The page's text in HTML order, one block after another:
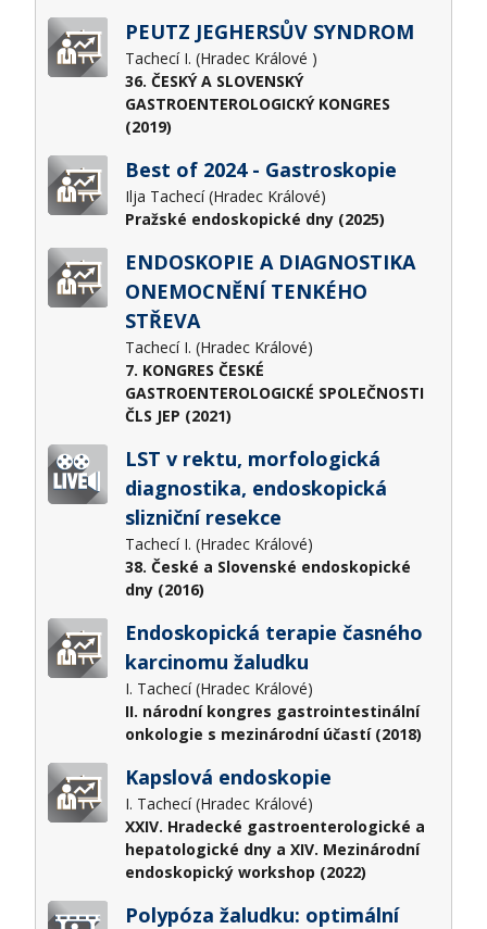
PEUTZ JEGHERSŮV SYNDROM
Tachecí I. (Hradec Králové )
36. ČESKÝ A SLOVENSKÝ
GASTROENTEROLOGICKÝ KONGRES
(2019)
Best of 2024 - Gastroskopie
Ilja Tachecí (Hradec Králové)
Pražské endoskopické dny (2025)
ENDOSKOPIE A DIAGNOSTIKA
ONEMOCNĚNÍ TENKÉHO
STŘEVA
Tachecí I. (Hradec Králové)
7. KONGRES ČESKÉ
GASTROENTEROLOGICKÉ SPOLEČNOSTI
ČLS JEP (2021)
LST v rektu, morfologická
diagnostika, endoskopická
slizniční resekce
Tachecí I. (Hradec Králové)
38. České a Slovenské endoskopické
dny (2016)
Endoskopická terapie časného
karcinomu žaludku
I. Tachecí (Hradec Králové)
II. národní kongres gastrointestinální
onkologie s mezinárodní účastí (2018)
Kapslová endoskopie
I. Tachecí (Hradec Králové)
XXIV. Hradecké gastroenterologické a
hepatologické dny a XIV. Mezinárodní
endoskopický workshop (2022)
Polypóza žaludku: optimální